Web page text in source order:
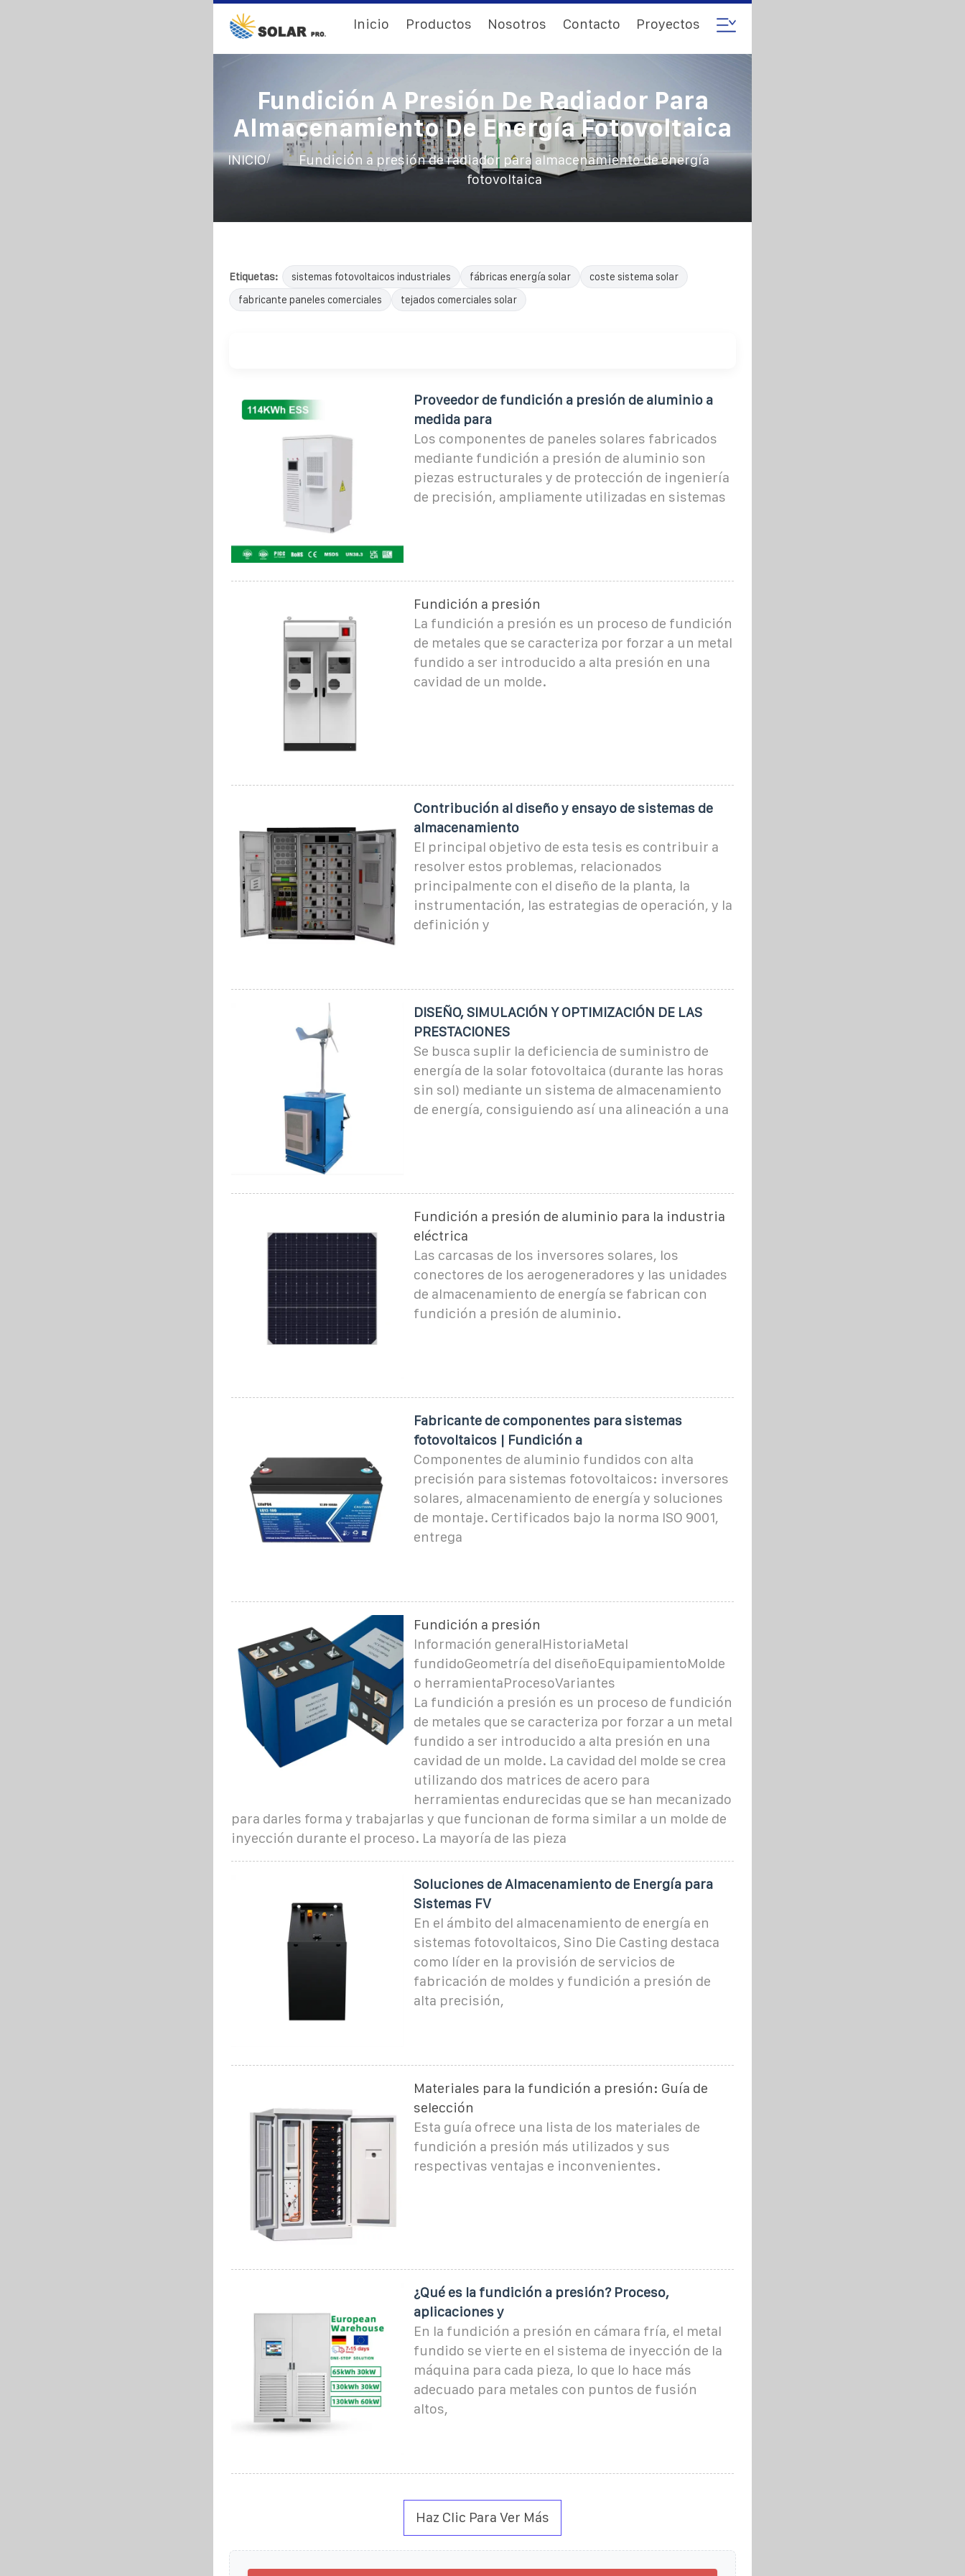
Inicio Productos Nosotros Contacto Proyectos
Fundición A Presión De Radiador Para
Almacenamiento De Energía Fotovoltaica
INICIO/
Fundición a presión de radiador para almacenamiento de energía
fotovoltaica
Etiquetas: sistemas fotovoltaicos industriales fábricas energía solar
coste sistema solar
fabricante paneles comerciales
tejados comerciales solar
Proveedor de fundición a presión de aluminio a
medida para
Los componentes de paneles solares fabricados
mediante fundición a presión de aluminio son
piezas estructurales y de protección de ingeniería
de precisión, ampliamente utilizadas en sistemas
Fundición a presión
La fundición a presión es un proceso de fundición
de metales que se caracteriza por forzar a un metal
fundido a ser introducido a alta presión en una
cavidad de un molde.
Contribución al diseño y ensayo de sistemas de
almacenamiento
El principal objetivo de esta tesis es contribuir a
resolver estos problemas, relacionados
principalmente con el diseño de la planta, la
instrumentación, las estrategias de operación, y la
definición y
DISEÑO, SIMULACIÓN Y OPTIMIZACIÓN DE LAS
PRESTACIONES
Se busca suplir la deficiencia de suministro de
energía de la solar fotovoltaica (durante las horas
sin sol) mediante un sistema de almacenamiento
de energía, consiguiendo así una alineación a una
Fundición a presión de aluminio para la industria
eléctrica
Las carcasas de los inversores solares, los
conectores de los aerogeneradores y las unidades
de almacenamiento de energía se fabrican con
fundición a presión de aluminio.
Fabricante de componentes para sistemas
fotovoltaicos | Fundición a
Componentes de aluminio fundidos con alta
precisión para sistemas fotovoltaicos: inversores
solares, almacenamiento de energía y soluciones
de montaje. Certificados bajo la norma ISO 9001,
entrega
Fundición a presión
Información generalHistoriaMetal
fundidoGeometría del diseñoEquipamientoMolde
o herramientaProcesoVariantes
La fundición a presión es un proceso de fundición
de metales que se caracteriza por forzar a un metal
fundido a ser introducido a alta presión en una
cavidad de un molde. La cavidad del molde se crea
utilizando dos matrices de acero para
herramientas endurecidas que se han mecanizado
para darles forma y trabajarlas y que funcionan de forma similar a un molde de
inyección durante el proceso. La mayoría de las pieza
Soluciones de Almacenamiento de Energía para
Sistemas FV
En el ámbito del almacenamiento de energía en
sistemas fotovoltaicos, Sino Die Casting destaca
como líder en la provisión de servicios de
fabricación de moldes y fundición a presión de
alta precisión,
Materiales para la fundición a presión: Guía de
selección
Esta guía ofrece una lista de los materiales de
fundición a presión más utilizados y sus
respectivas ventajas e inconvenientes.
¿Qué es la fundición a presión? Proceso,
aplicaciones y
En la fundición a presión en cámara fría, el metal
fundido se vierte en el sistema de inyección de la
máquina para cada pieza, lo que lo hace más
adecuado para metales con puntos de fusión
altos,
Haz Clic Para Ver Más